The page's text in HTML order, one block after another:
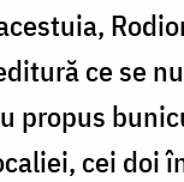
ce se
propus
cei doi